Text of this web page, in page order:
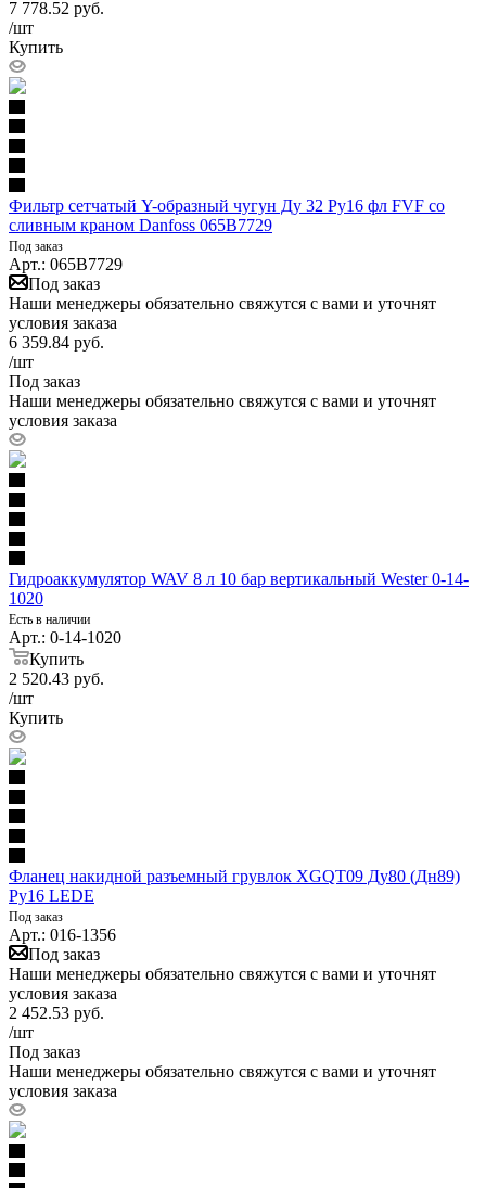
7 778.52 руб.
/шт
Купить
Фильтр сетчатый Y-образный чугун Ду 32 Ру16 фл FVF со
сливным краном Danfoss 065B7729
Под заказ
Арт.: 065B7729
Под заказ
Наши менеджеры обязательно свяжутся с вами и уточнят
условия заказа
6 359.84 руб.
/шт
Под заказ
Наши менеджеры обязательно свяжутся с вами и уточнят
условия заказа
Гидроаккумулятор WAV 8 л 10 бар вертикальный Wester 0-14-
1020
Есть в наличии
Арт.: 0-14-1020
Купить
2 520.43 руб.
/шт
Купить
Фланец накидной разъемный грувлок XGQT09 Ду80 (Дн89)
Ру16 LEDE
Под заказ
Арт.: 016-1356
Под заказ
Наши менеджеры обязательно свяжутся с вами и уточнят
условия заказа
2 452.53 руб.
/шт
Под заказ
Наши менеджеры обязательно свяжутся с вами и уточнят
условия заказа